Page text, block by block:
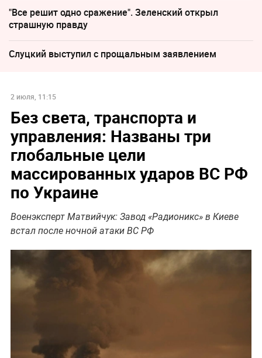
"Все решит одно сражение". Зеленский открыл
страшную правду
Слуцкий выступил с прощальным заявлением
2 июля, 11:15
Без света, транспорта и
управления: Названы три
глобальные цели
массированных ударов ВС РФ
по Украине
Военэксперт Матвийчук: Завод «Радионикс» в Киеве
встал после ночной атаки ВС РФ